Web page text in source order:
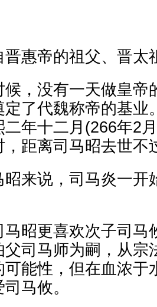
惠帝的祖父、晋太
，没有一天做皇帝
了代魏称帝的基业
年十二月(266年2
距离司马昭去世不
来说，司马炎一开
马昭更喜欢次子司马
司马师为嗣，从宗
能性，但在血浓于
马攸。